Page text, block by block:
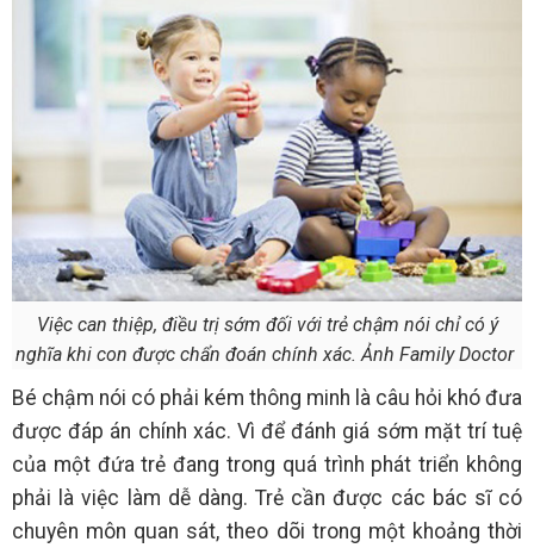
Việc can thiệp, điều trị sớm đối với trẻ chậm nói chỉ có ý
nghĩa khi con được chẩn đoán chính xác. Ảnh Family Doctor
Bé chậm nói có phải kém thông minh là câu hỏi khó đưa
được đáp án chính xác. Vì để đánh giá sớm mặt trí tuệ
của một đứa trẻ đang trong quá trình phát triển không
phải là việc làm dễ dàng. Trẻ cần được các bác sĩ có
chuyên môn quan sát, theo dõi trong một khoảng thời